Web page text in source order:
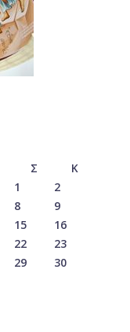
Σ
Κ
1
2
8
9
15
16
22
23
29
30